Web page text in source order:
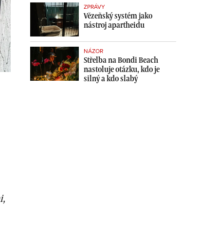
ZPRÁVY
Vězeňský systém jako
nástroj apartheidu
NÁZOR
Střelba na Bondi Beach
nastoluje otázku, kdo je
silný a kdo slabý